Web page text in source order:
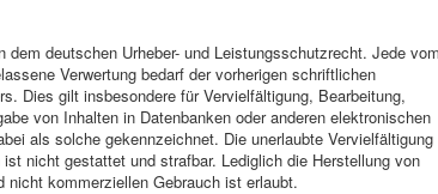
deutschen Urheber- und Leistungsschutzrecht. Jede vom
Verwertung bedarf der vorherigen schriftlichen
Dies gilt insbesondere für Vervielfältigung, Bearbeitung,
von Inhalten in Datenbanken oder anderen elektronischen
als solche gekennzeichnet. Die unerlaubte Vervielfältigung
nicht gestattet und strafbar. Lediglich die Herstellung von
nicht kommerziellen Gebrauch ist erlaubt.